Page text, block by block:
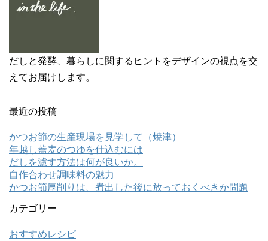
だしと発酵、暮らしに関するヒントをデザインの視点を交
えてお届けします。
最近の投稿
かつお節の生産現場を見学して（焼津）
年越し蕎麦のつゆを仕込むには
だしを濾す方法は何が良いか。
自作合わせ調味料の魅力
かつお節厚削りは、煮出した後に放っておくべきか問題
カテゴリー
おすすめレシピ